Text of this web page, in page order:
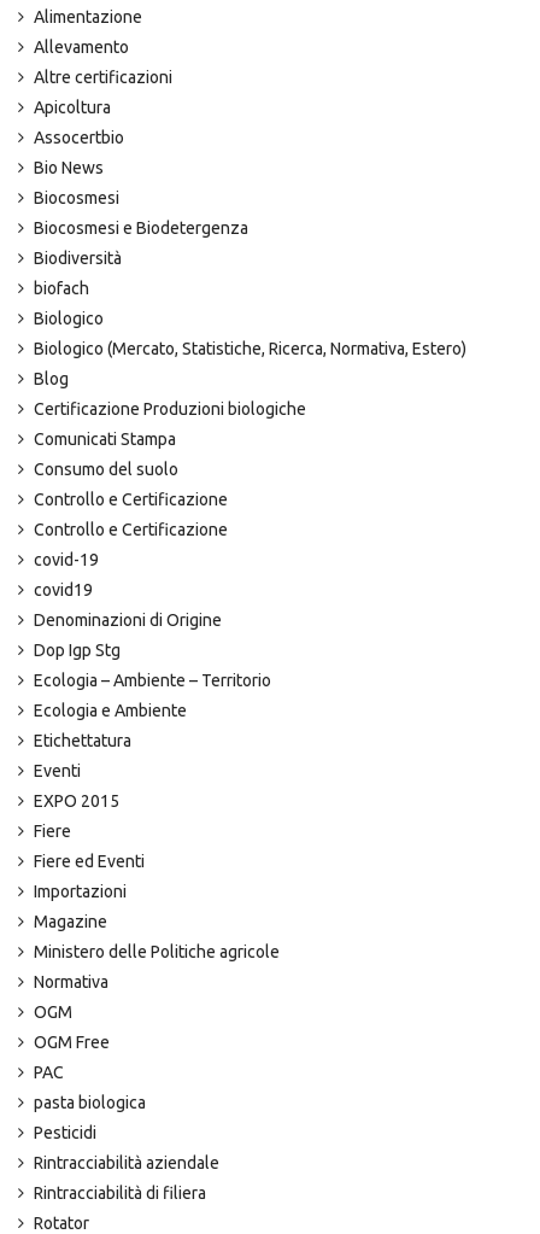
Alimentazione
Allevamento
Altre certificazioni
Apicoltura
Assocertbio
Bio News
Biocosmesi
Biocosmesi e Biodetergenza
Biodiversità
biofach
Biologico
Biologico (Mercato, Statistiche, Ricerca, Normativa, Estero)
Blog
Certificazione Produzioni biologiche
Comunicati Stampa
Consumo del suolo
Controllo e Certificazione
Controllo e Certificazione
covid-19
covid19
Denominazioni di Origine
Dop Igp Stg
Ecologia – Ambiente – Territorio
Ecologia e Ambiente
Etichettatura
Eventi
EXPO 2015
Fiere
Fiere ed Eventi
Importazioni
Magazine
Ministero delle Politiche agricole
Normativa
OGM
OGM Free
PAC
pasta biologica
Pesticidi
Rintracciabilità aziendale
Rintracciabilità di filiera
Rotator